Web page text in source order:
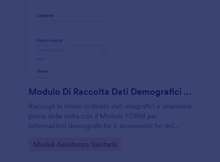
Modulo Di Raccolta Dati Demografici E Storici Dei Pazienti
Raccogli in modo ordinato dati anagrafici e anamnesi
prima della visita con il Modulo FORM per
informazioni demografiche e anamnestiche del
telemedicina.
Go to Category:
Moduli Assistenza Sanitaria